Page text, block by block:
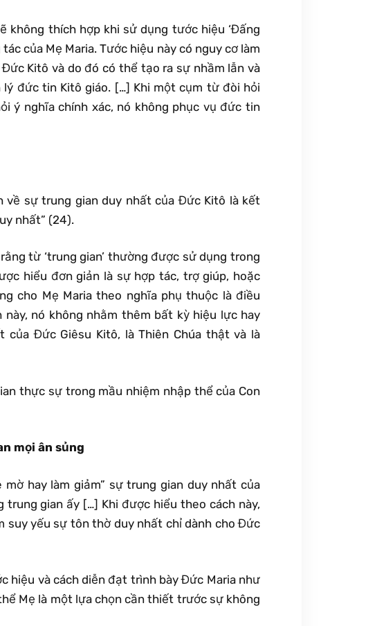
không thích hợp khi sử dụng tước hiệu ‘Đấng
của Mẹ Maria. Tước hiệu này có nguy cơ làm
Kitô và do đó có thể tạo ra sự nhầm lẫn và
đức tin Kitô giáo. […] Khi một cụm từ đòi hỏi
ý nghĩa chính xác, nó không phục vụ đức tin
về sự trung gian duy nhất của Đức Kitô là kết
nhất” (24).
từ ‘trung gian’ thường được sử dụng trong
hiểu đơn giản là sự hợp tác, trợ giúp, hoặc
cho Mẹ Maria theo nghĩa phụ thuộc là điều
nó không nhằm thêm bất kỳ hiệu lực hay
Đức Giêsu Kitô, là Thiên Chúa thật và là
thực sự trong mầu nhiệm nhập thể của Con
mọi ân sủng
hay làm giảm” sự trung gian duy nhất của
gian ấy […] Khi được hiểu theo cách này,
suy yếu sự tôn thờ duy nhất chỉ dành cho Đức
hiệu và cách diễn đạt trình bày Đức Maria như
Mẹ là một lựa chọn cần thiết trước sự không